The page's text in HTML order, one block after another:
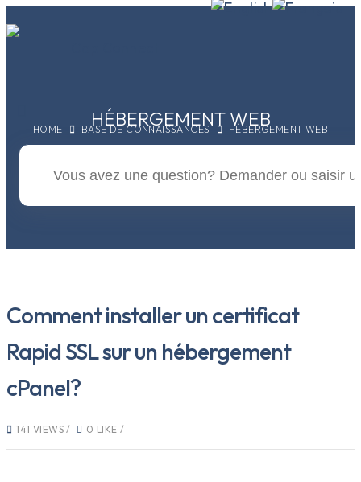
HÉBERGEMENT WEB
HOME BASE DE CONNAISSANCES HÉBERGEMENT WEB
Comment installer un certificat
Rapid SSL sur un hébergement
cPanel?
141 VIEWS / 0 LIKE /